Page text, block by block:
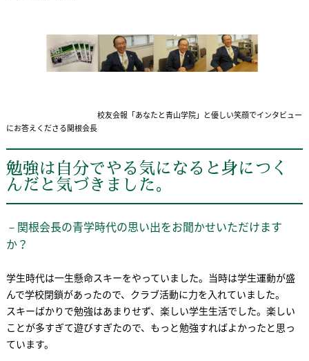
校友会報「あなたと青山学院」と優しい笑顔でインタビュー
にお答えくださる関根会長
勉強は自分でやる気になると身につく
んだと気づきました。
－関根会長の青学時代の思い出をお聞かせいただけます
か？
学生時代は一生懸命スキーをやっていました。当時は学生運動が盛
んで学校閉鎖があったので、クラブ活動に力を入れていました。
スキーばかりで勉強はあまりせず、楽しい学生生活でした。楽しい
ことが多すぎて遊びすぎたので、もっと勉強すればよかったと思っ
ています。